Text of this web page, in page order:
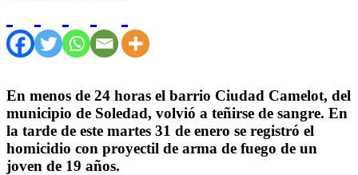
En menos de 24 horas el barrio Ciudad Camelot, del
municipio de Soledad, volvió a teñirse de sangre. En
la tarde de este martes 31 de enero se registró el
homicidio con proyectil de arma de fuego de un
joven de 19 años.